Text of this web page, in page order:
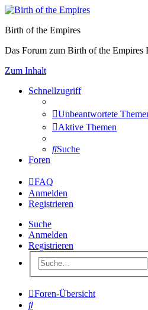
Birth of the Empires
Das Forum zum Birth of the Empires
Zum Inhalt
Schnellzugriff
Unbeantwortete
Aktive Themen
Suche
Foren
FAQ
Anmelden
Registrieren
Suche
Anmelden
Registrieren
Foren-Übersicht
Suche